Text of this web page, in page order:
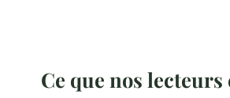
Ce que nos